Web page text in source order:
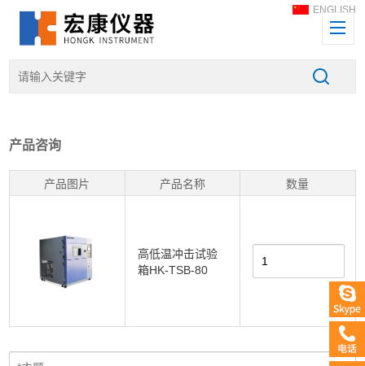
ENGLISH
产品咨询
产品图片 产品名称
高低温冲击试验
箱HK-TSB-80
数量